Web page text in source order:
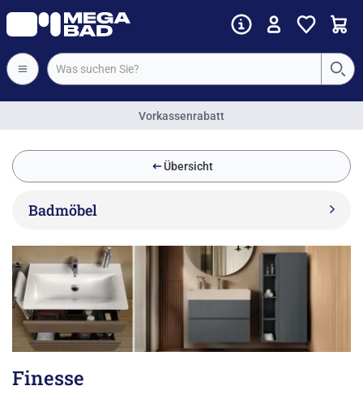
Rechnungskauf & 0% Finanzierung
Übersicht
Badmöbel
Finesse